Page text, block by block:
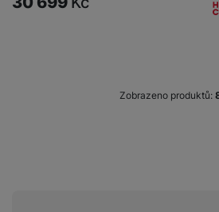
Zobrazeno produktů: